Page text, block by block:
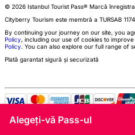
© 2026 Istanbul Tourist Pass® Marcă
Cityberry Tourism este membră a TURSAB
By continuing your journey on our site, you
Policy, including our use of cookies to
Policy. You can also explore our full range of
Plată garantat sigură și securizată
Alegeți-vă Pass-ul